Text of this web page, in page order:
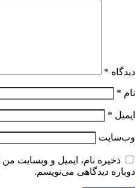
دیدگاه *
نام *
ایمیل *
وب‌سایت
ذخیره نام، ایمیل و وبسایت
دوباره دیدگاهی می‌نویسم.